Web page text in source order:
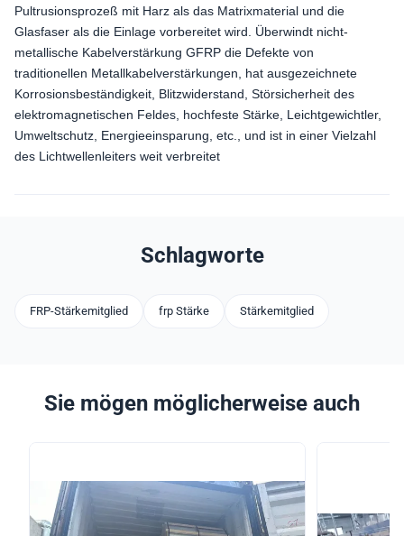
Pultrusionsprozeß mit Harz als das Matrixmaterial und die
Glasfaser als die Einlage vorbereitet wird. Überwindt nicht-
metallische Kabelverstärkung GFRP die Defekte von
traditionellen Metallkabelverstärkungen, hat ausgezeichnete
Korrosionsbeständigkeit, Blitzwiderstand, Störsicherheit des
elektromagnetischen Feldes, hochfeste Stärke, Leichtgewichtler,
Umweltschutz, Energieeinsparung, etc., und ist in einer Vielzahl
des Lichtwellenleiters weit verbreitet
Schlagworte
FRP-Stärkemitglied frp Stärke Stärkemitglied
Sie mögen möglicherweise auch